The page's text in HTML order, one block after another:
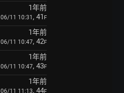
1年前
06/11 10:31 , 41 F
1年前
06/11 10:47, 42F
1年前
06/11 10:47, 43F
1年前
06/11 11:13, 44F